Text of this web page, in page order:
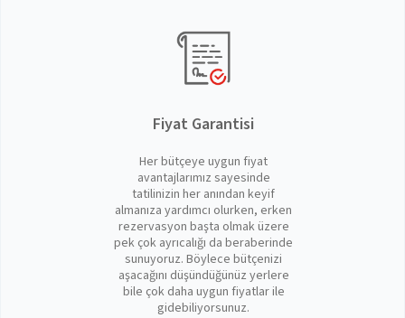
Fiyat Garantisi
Her bütçeye uygun fiyat
avantajlarımız sayesinde
tatilinizin her anından keyif
almanıza yardımcı olurken, erken
rezervasyon başta olmak üzere
pek çok ayrıcalığı da beraberinde
sunuyoruz. Böylece bütçenizi
aşacağını düşündüğünüz yerlere
bile çok daha uygun fiyatlar ile
gidebiliyorsunuz.